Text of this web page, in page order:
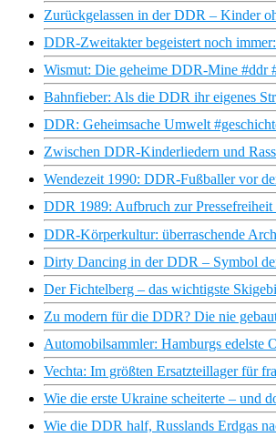
Zurückgelassen in der DDR – Kinder
DDR-Zweitakter begeistert noch
Wismut: Die geheime DDR-Mine #ddr
Bahnfieber: Als die DDR ihr eigenes
DDR: Geheimsache Umwelt
Zwischen DDR-Kinderliedern und
Wendezeit 1990: DDR-Fußballer vor
DDR 1989: Aufbruch zur
DDR‑Körperkultur: überraschende
Dirty Dancing in der DDR – Symbol
Der Fichtelberg – das wichtigste
Zu modern für die DDR? Die nie
Automobilsammler: Hamburgs edelste
Vechta: Im größten Ersatzteillager für
Wie die erste Ukraine scheiterte – und
Wie die DDR half, Russlands Erdgas